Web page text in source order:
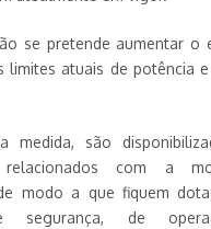
se pretende aumentar o
limites atuais de potência
medida, são
relacionados com a
modo a que fiquem
segurança, de